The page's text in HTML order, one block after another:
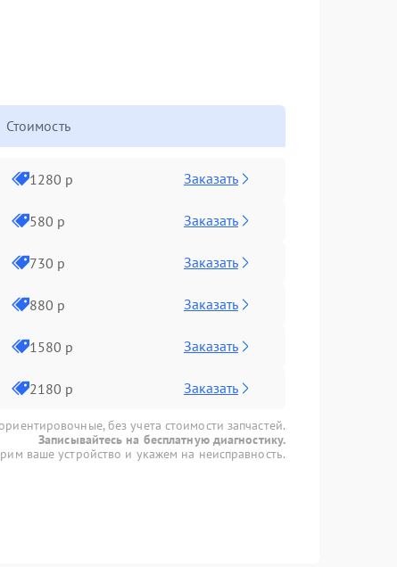
Стоимость
1280 р Заказать
580 р Заказать
730 р Заказать
880 р Заказать
1580 р Заказать
2180 р Заказать
без учета стоимости запчастей.
Записывайтесь на бесплатную диагностику.
ваше устройство и укажем на неисправность.